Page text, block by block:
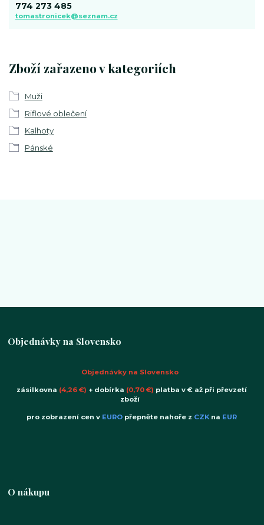
Zboží zařazeno v kategoriích
Muži
Riflové oblečení
Kalhoty
Pánské
774 273 485
tomastronicek@seznam.cz
Objednávky na Slovensko
Objednávky na Slovensko
zásilkovna (4,26 €) + dobírka (0,70 €) platba v € až při převzetí
zboží
pro zobrazení cen v EURO přepněte nahoře z CZKna EUR
O nákupu